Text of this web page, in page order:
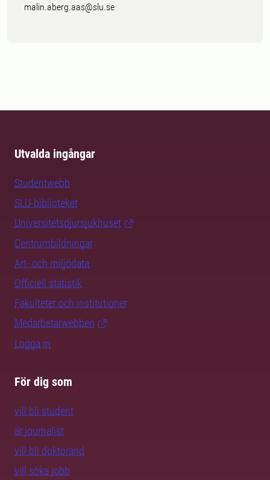
malin.aberg.aas@slu.se
Utvalda ingångar
Studentwebb
SLU-biblioteket
Universitetsdjursjukhuset
Centrumbildningar
Art- och miljödata
Officiell statistik
Fakulteter och institutioner
Medarbetarwebben
Logga in
För dig som
vill bli student
är journalist
vill bli doktorand
vill söka jobb